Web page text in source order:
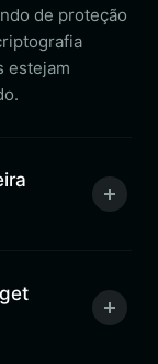
de proteção
estejam